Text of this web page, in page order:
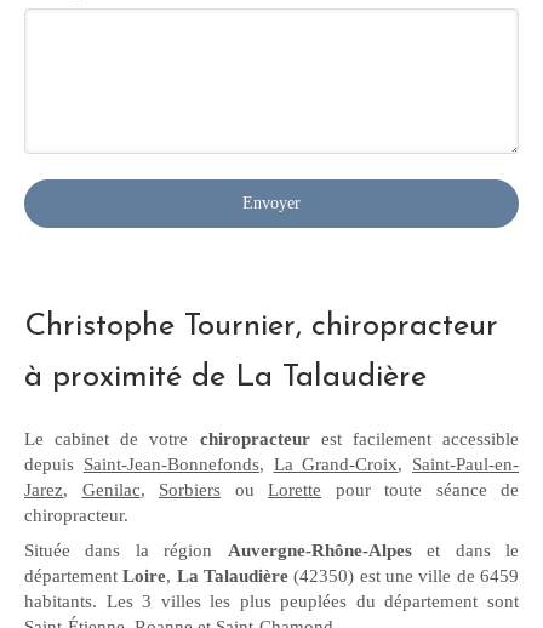
Envoyer
Christophe Tournier, chiropracteur
à proximité de La Talaudière
Le cabinet de votre chiropracteurest facilement accessible
depuis Saint-Jean-Bonnefonds, La Grand-Croix, Saint-Paul-en-
Jarez, Genilac, Sorbiers ou Lorette pour toute séance de
chiropracteur.
Située dans la région Auvergne-Rhône-Alpeset dans le
départementLoire, La Talaudière (42350) est une ville de 6459
habitants. Les 3 villes les plus peuplées du département sont